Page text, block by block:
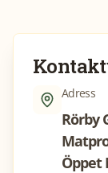
Adress
Rörby
Öppet